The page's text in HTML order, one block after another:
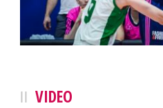
VIDEO